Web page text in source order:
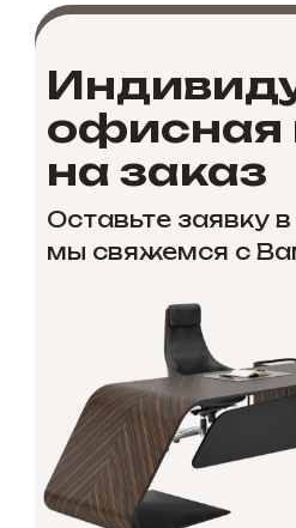
Оставьте заявку
мы свяжемся с
офисная
на заказ